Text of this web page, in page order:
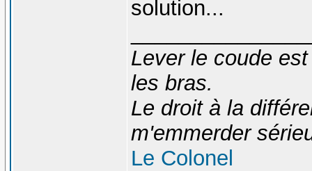
solution...
Lever le coude
les bras.
Le droit à la
m'emmerder
Le Colonel